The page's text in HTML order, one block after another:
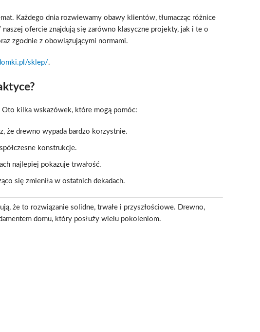
Każdego dnia rozwiewamy obawy klientów, tłumacząc różnice
ofercie znajdują się zarówno klasyczne projekty, jak i te o
zgodnie z obowiązującymi normami.
sklep/.
Oto kilka wskazówek, które mogą pomóc:
że drewno wypada bardzo korzystnie.
konstrukcje.
najlepiej pokazuje trwałość.
się zmieniła w ostatnich dekadach.
że to rozwiązanie solidne, trwałe i przyszłościowe. Drewno,
domu, który posłuży wielu pokoleniom.